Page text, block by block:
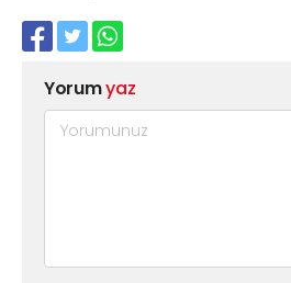
Yorumyaz